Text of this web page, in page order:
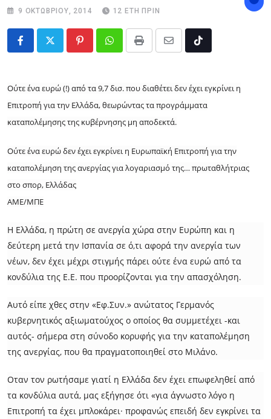
9 ΟΚΤΩΒΡΊΟΥ, 2014 12 ΈΤΗ ΠΡΙΝ
PinterestWhatsappPrint
Share
Email
Tiktok
Ούτε ένα ευρώ (!) από τα 9,7 δισ. που διαθέτει δεν έχει εγκρίνει η
Επιτροπή για την Ελλάδα, θεωρώντας τα προγράμματα
καταπολέμησης της κυβέρνησης μη αποδεκτά.
Ούτε ένα ευρώ δεν έχει εγκρίνει η Ευρωπαϊκή Επιτροπή για την
καταπολέμηση της ανεργίας για λογαριασμό της… πρωταθλήτριας
στο σπορ, Ελλάδας
ΑΜΕ/ΜΠΕ
Η Ελλάδα, η πρώτη σε ανεργία χώρα στην Ευρώπη και η
δεύτερη μετά την Ισπανία σε ό,τι αφορά την ανεργία των
νέων, δεν έχει μέχρι στιγμής πάρει ούτε ένα ευρώ από τα
κονδύλια της Ε.Ε. που προορίζονται για την απασχόληση.
Αυτό είπε χθες στην «Εφ.Συν.» ανώτατος Γερμανός
κυβερνητικός αξιωματούχος ο οποίος θα συμμετέχει -και
αυτός- σήμερα στη σύνοδο κορυφής για την καταπολέμηση
της ανεργίας, που θα πραγματοποιηθεί στο Μιλάνο.
Οταν τον ρωτήσαμε γιατί η Ελλάδα δεν έχει επωφεληθεί από
τα κονδύλια αυτά, μας εξήγησε ότι «για άγνωστο λόγο η
Επιτροπή τα έχει μπλοκάρει· προφανώς επειδή δεν εγκρίνει τα